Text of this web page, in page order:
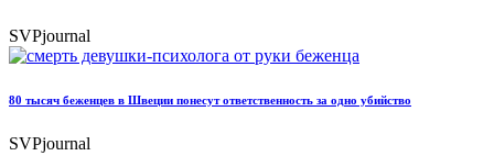
SVPjournal
80 тысяч беженцев в Швеции понесут ответственность за одно убийство
SVPjournal